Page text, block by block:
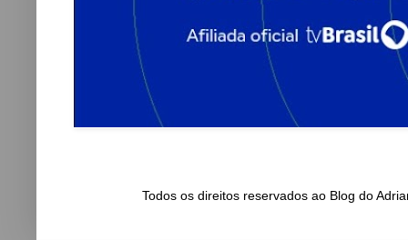
Todos os direitos reservados ao Blog do